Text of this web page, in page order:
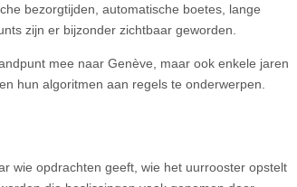
bezorgtijden, automatische boetes, lange
zijn er bijzonder zichtbaar geworden.
mee naar Genève, maar ook enkele jaren
hun algoritmen aan regels te onderwerpen.
wie opdrachten geeft, wie het uurrooster opstelt